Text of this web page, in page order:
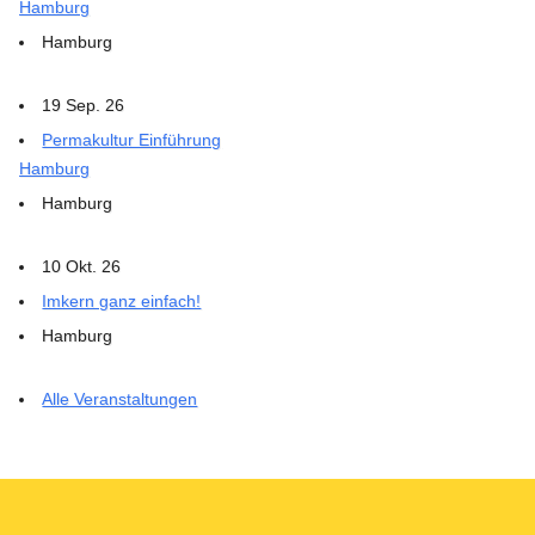
Hamburg
Hamburg
19 Sep. 26
Permakultur Einführung
Hamburg
Hamburg
10 Okt. 26
Imkern ganz einfach!
Hamburg
Alle Veranstaltungen